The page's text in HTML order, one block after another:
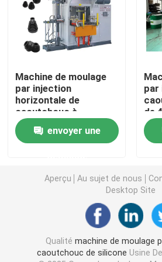
Machine de moulage par
Machine de moulage en
Protections de frein faisant la
malaxeur en caoutchouc
Découpeuse en caoutchouc
Machine de moulage par
Machine de moulage
par injection
horizontale de
caoutchouc à
commande PLC pour
voitures et pièces
automobiles
envoyer une
par
de
Aperçu Au sujet de nous
Desktop Site
Qualité machine de moulage
caoutchouc de silicone Usine